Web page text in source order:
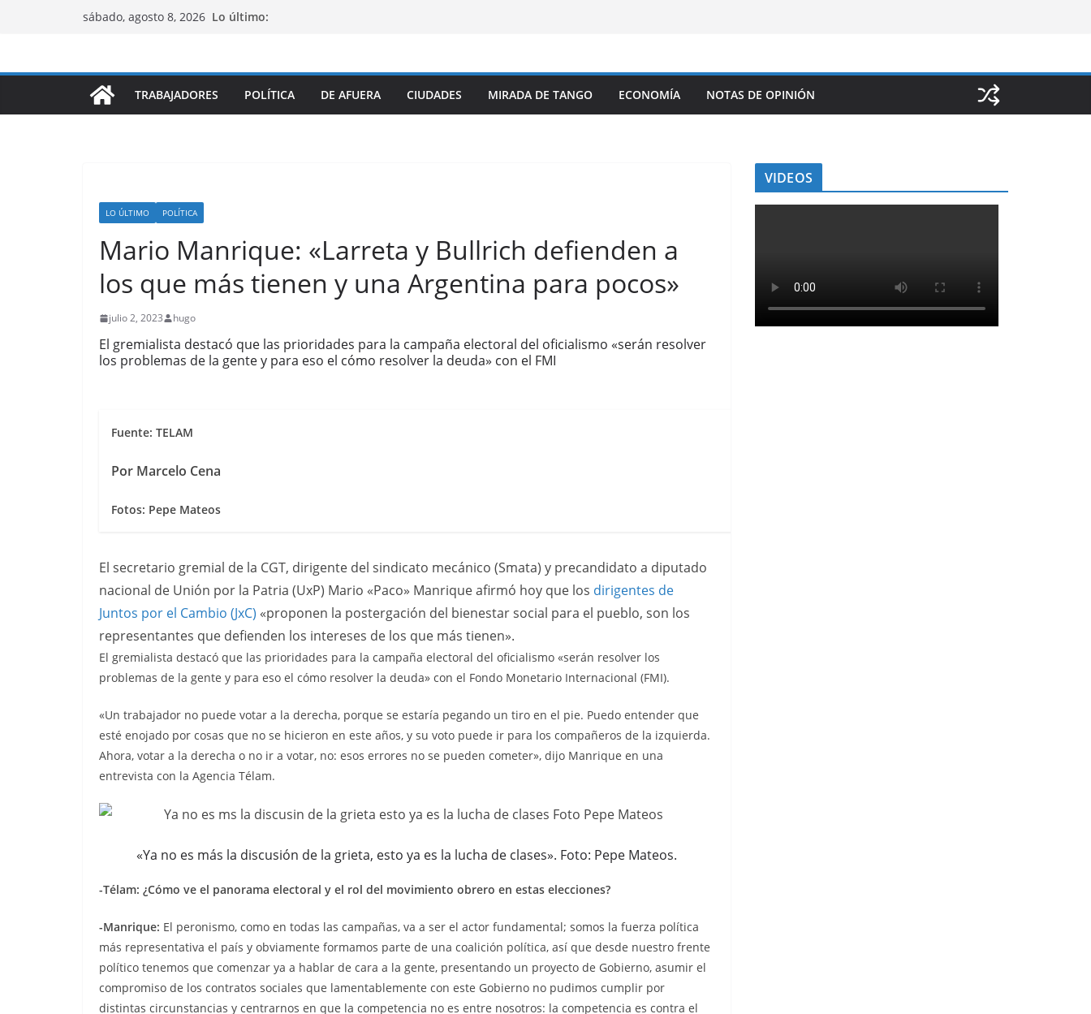
sábado, agosto 8, 2026 Lo último:
TRABAJADORES POLÍTICA DE AFUERA CIUDADES MIRADA DE TANGO ECONOMÍA NOTAS DE OPINIÓN
LO ÚLTIMO POLÍTICA
Mario Manrique: «Larreta y Bullrich defienden a
los que más tienen y una Argentina para pocos»
julio 2, 2023 hugo
El gremialista destacó que las prioridades para la campaña electoral del oficialismo «serán resolver
los problemas de la gente y para eso el cómo resolver la deuda» con el FMI
Fuente: TELAM
Por Marcelo Cena
Fotos: Pepe Mateos
El secretario gremial de la CGT, dirigente del sindicato mecánico (Smata) y precandidato a diputado
nacional de Unión por la Patria (UxP) Mario «Paco» Manrique afirmó hoy que los dirigentes de
Juntos por el Cambio (JxC) «proponen la postergación del bienestar social para el pueblo, son los
representantes que defienden los intereses de los que más tienen».
El gremialista destacó que las prioridades para la campaña electoral del oficialismo «serán resolver los
problemas de la gente y para eso el cómo resolver la deuda» con el Fondo Monetario Internacional (FMI).
«Un trabajador no puede votar a la derecha, porque se estaría pegando un tiro en el pie. Puedo entender que
esté enojado por cosas que no se hicieron en este años, y su voto puede ir para los compañeros de la izquierda.
Ahora, votar a la derecha o no ir a votar, no: esos errores no se pueden cometer», dijo Manrique en una
entrevista con la Agencia Télam.
«Ya no es más la discusión de la grieta, esto ya es la lucha de clases». Foto: Pepe Mateos.
-Télam: ¿Cómo ve el panorama electoral y el rol del movimiento obrero en estas elecciones?
-Manrique: El peronismo, como en todas las campañas, va a ser el actor fundamental; somos la fuerza política
más representativa el país y obviamente formamos parte de una coalición política, así que desde nuestro frente
político tenemos que comenzar ya a hablar de cara a la gente, presentando un proyecto de Gobierno, asumir el
compromiso de los contratos sociales que lamentablemente con este Gobierno no pudimos cumplir por
distintas circunstancias y centrarnos en que la competencia no es entre nosotros: la competencia es contra el
VIDEOS